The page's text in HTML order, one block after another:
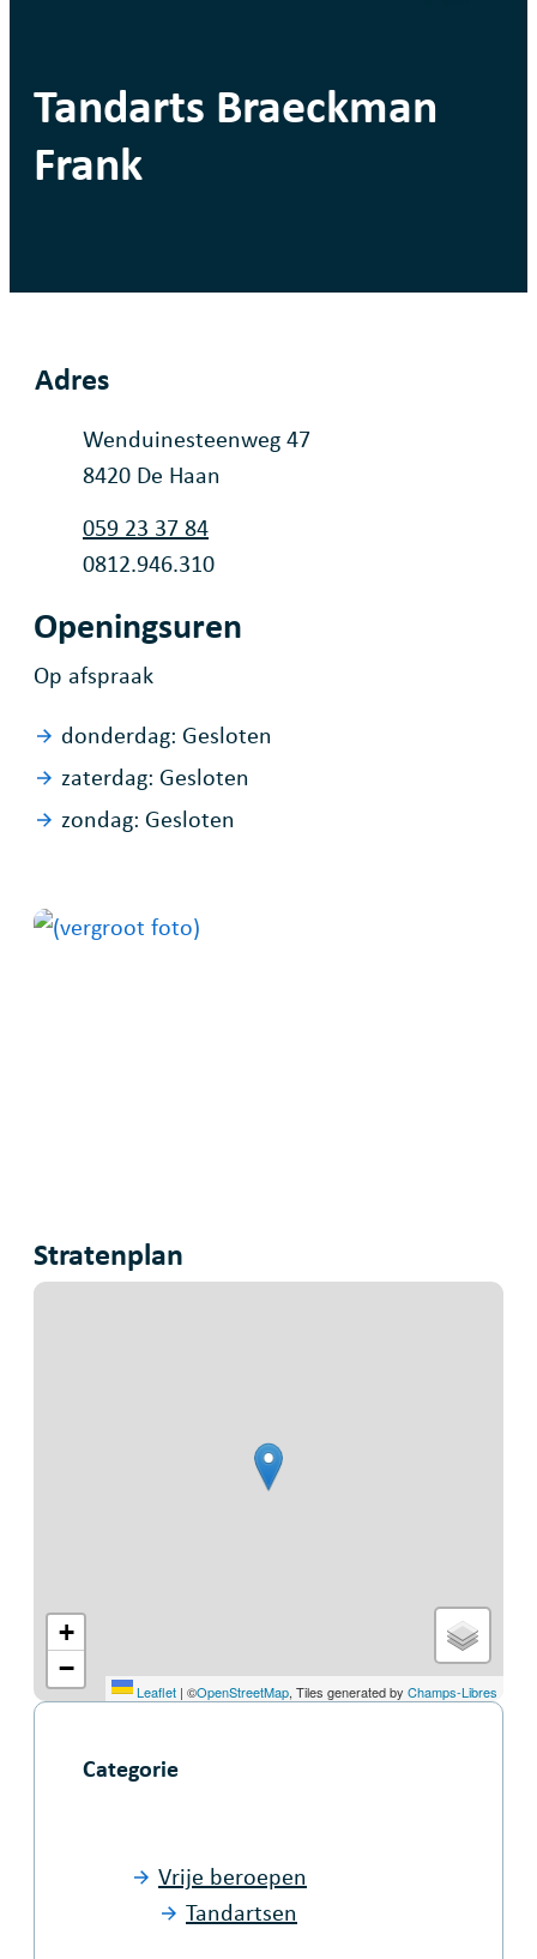
Tandarts Braeckman
Frank
Adres
AdresWenduinesteenweg 47
,8420 De Haan
059 23 37 84
Ondernemingsnummer
0812.946.310
Openingsuren
Op afspraak
donderdag: Gesloten
zaterdag: Gesloten
zondag: Gesloten
Stratenplan
+
−
Leaflet | ©OpenStreetMap, Tiles generated by Champs-Libres
Categorie
Vrije beroepen
Tandartsen